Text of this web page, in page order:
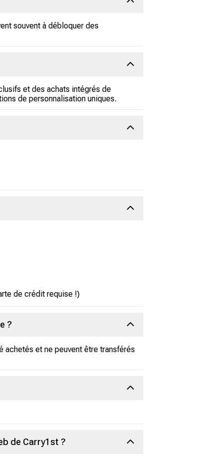
souvent à débloquer des
et des achats intégrés de
de personnalisation uniques.
de crédit requise !)
?
achetés et ne peuvent être transférés
de Carry1st ?